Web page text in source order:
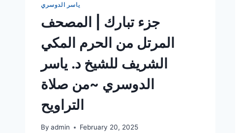
ياسر الدوسري
جزء تبارك | المصحف
المرتل من الحرم المكي
الشريف للشيخ د. ياسر
الدوسري ~من صلاة
التراويح
By admin February 20, 2025